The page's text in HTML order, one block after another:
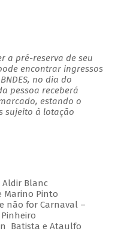
a pré-reserva de seu
encontrar ingressos
no dia do
pessoa receberá
estando o
sujeito à lotação
Aldir Blanc
Marino Pinto
não for Carnaval –
Batista e Ataulfo